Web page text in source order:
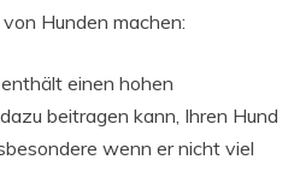
Hunden machen:
einen hohen
beitragen kann, Ihren Hund
wenn er nicht viel